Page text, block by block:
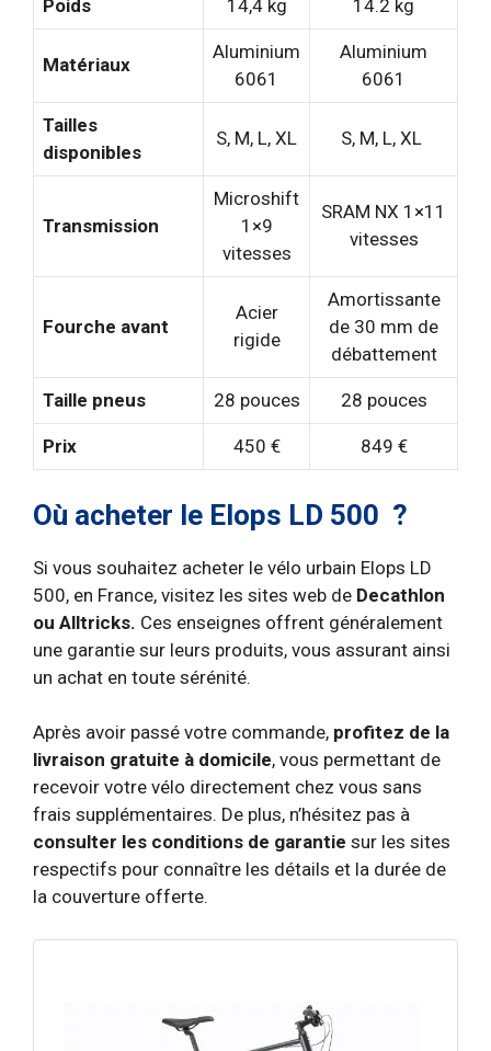
Poids 14,4 kg 14.2 kg
Matériaux
Aluminium
6061
Aluminium
6061
Tailles
disponibles
S, M, L, XL S, M, L, XL
Transmission
Microshift
1×9
vitesses
SRAM NX 1×11
vitesses
Fourche avant
Acier
rigide
Amortissante
de 30 mm de
débattement
Taille pneus 28 pouces 28 pouces
Prix 450 € 849 €
Où acheter le Elops LD 500 ?
Si vous souhaitez acheter le vélo urbain Elops LD
500, en France, visitez les sites web de Decathlon
ou Alltricks. Ces enseignes offrent généralement
une garantie sur leurs produits, vous assurant ainsi
un achat en toute sérénité.
Après avoir passé votre commande, profitez de la
livraison gratuite à domicile, vous permettant de
recevoir votre vélo directement chez vous sans
frais supplémentaires. De plus, n’hésitez pas à
consulter les conditions de garantie sur les sites
respectifs pour connaître les détails et la durée de
la couverture offerte.